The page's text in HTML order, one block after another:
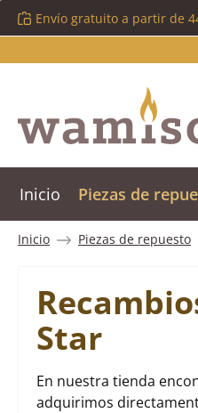
al contenido principal
Saltar a la búsqueda
Saltar a la navegación
Envío gratuito a partir de
Inicio Piezas de
Inicio Piezas de repuesto
Star
En nuestra tienda
adquirimos